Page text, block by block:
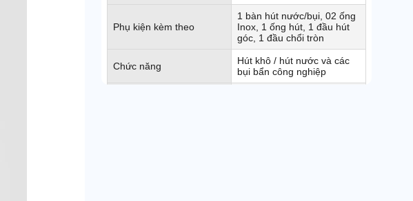
Phụ kiện kèm theo
1 bàn hút nước/bụi, 02 ống
Inox, 1 ống hút, 1 đầu hút
góc, 1 đầu chổi tròn
Chức năng
Hút khô / hút nước và các
bụi bẩn công nghiệp